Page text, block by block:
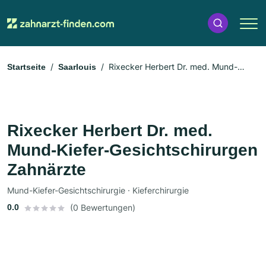
Startseite Saarlouis
Rixecker Herbert Dr. med. Mund-
Rixecker Herbert Dr. med.
Mund-Kiefer-Gesichtschirurgen
Zahnärzte
Mund-Kiefer-Gesichtschirurgie · Kieferchirurgie
0.0 (0 Bewertungen)